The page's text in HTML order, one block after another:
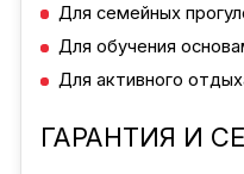
Для семейных
Для обучения
Для активного
ГАРАНТИЯ И